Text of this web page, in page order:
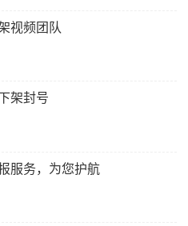
视频团队
架封号
服务，为您护航